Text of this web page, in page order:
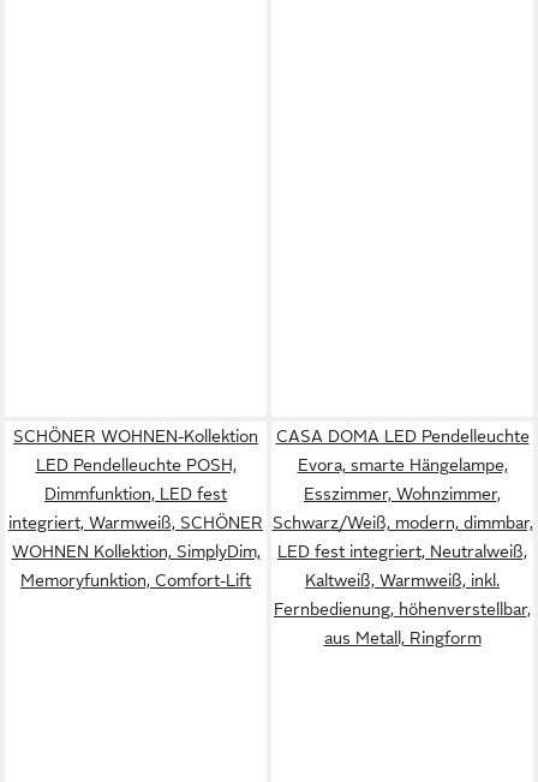
SCHÖNER WOHNEN-Kollektion
LED Pendelleuchte POSH,
Dimmfunktion, LED fest
integriert, Warmweiß, SCHÖNER
WOHNEN Kollektion, SimplyDim,
Memoryfunktion, Comfort-Lift
CASA DOMA LED Pendelleuchte
Evora, smarte Hängelampe,
Esszimmer, Wohnzimmer,
Schwarz/Weiß, modern, dimmbar,
LED fest integriert, Neutralweiß,
Kaltweiß, Warmweiß, inkl.
Fernbedienung, höhenverstellbar,
aus Metall, Ringform